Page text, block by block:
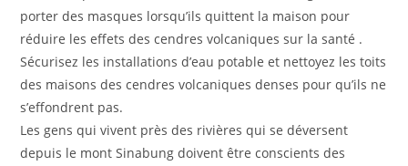
porter des masques lorsqu’ils quittent la maison pour
réduire les effets des cendres volcaniques sur la santé .
Sécurisez les installations d’eau potable et nettoyez les toits
des maisons des cendres volcaniques denses pour qu’ils ne
s’effondrent pas.
Les gens qui vivent près des rivières qui se déversent
depuis le mont Sinabung doivent être conscients des